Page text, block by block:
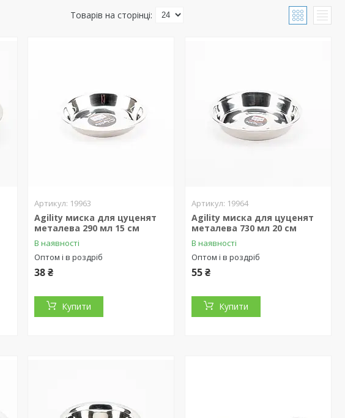
19963
Agility миска для цуценят
металева 290 мл 15 см
В наявності
Оптом і в роздріб
38 ₴
Купити
19964
Agility миска для цуценят
металева 730 мл 20 см
В наявності
Оптом і в роздріб
55 ₴
Купити